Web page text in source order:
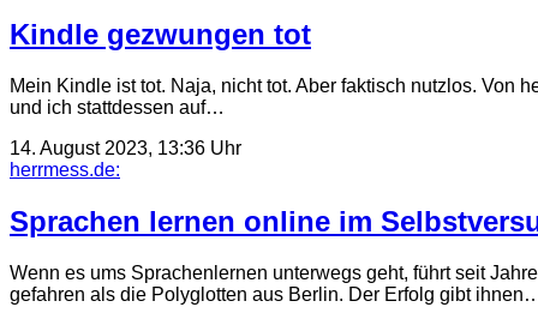
Kindle gezwungen tot
Mein Kindle ist tot. Naja, nicht tot. Aber faktisch nutzlos. Von
und ich stattdessen auf…
14. August 2023, 13:36 Uhr
herrmess.de:
Sprachen lernen online im
Wenn es ums Sprachenlernen unterwegs geht, führt seit
gefahren als die Polyglotten aus Berlin. Der Erfolg gibt